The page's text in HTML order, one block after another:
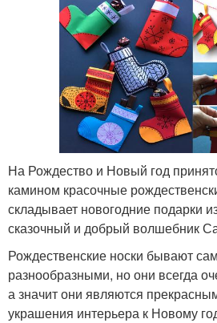
На Рождество и Новый год
камином красочные
складывает новогодние подарки
сказочный и добрый волшебник
Рождественские носки бывают
разнообразными, но они всегда
а значит они являются
украшения интерьера к Новому